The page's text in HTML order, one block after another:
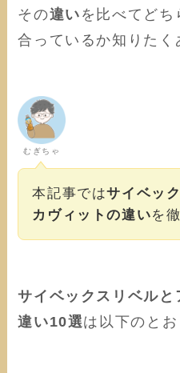
その違い を比べてどち
合っているか知りたく
むぎちゃ
本記事ではサイベッ
カヴィットの違いを
サイベックスリベル
違い10選は以下のとお